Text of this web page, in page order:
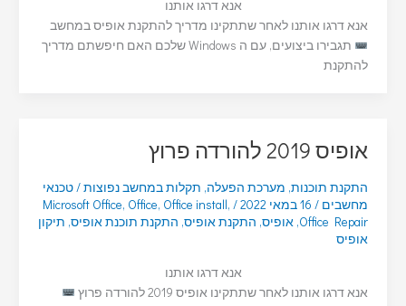
אנא דרגו אותנו
אנא דרגו אותנו לאחר שתתקינו מדריך להתקנת אופיס במחשב
תגבירו ביצועים, עם ה Windows שלכם האם חיפשתם מדריך
להתקנת
אופיס 2019 להורדה פרוץ
התקנת תוכנות, מערכת הפעלה, תקלות במחשב נפוצות/טכנאי
מחשבים / 16 במאי 2022 /
Microsoft Office, Office, Office install,
Office Repair
, אופיס, התקנת אופיס, התקנת תוכנת אופיס, תיקון
אופיס
אנא דרגו אותנו
אנא דרגו אותנו לאחר שתתקינו אופיס 2019 להורדה פרוץ